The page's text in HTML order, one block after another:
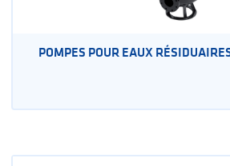
POMPES POUR EAUX